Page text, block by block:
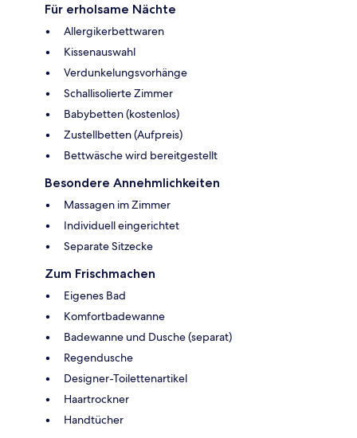
Für erholsame Nächte
Allergikerbettwaren
Kissenauswahl
Verdunkelungsvorhänge
Schallisolierte Zimmer
Babybetten (kostenlos)
Zustellbetten (Aufpreis)
Bettwäsche wird bereitgestellt
Besondere Annehmlichkeiten
Massagen im Zimmer
Individuell eingerichtet
Separate Sitzecke
Zum Frischmachen
Eigenes Bad
Komfortbadewanne
Badewanne und Dusche (separat)
Regendusche
Designer-Toilettenartikel
Haartrockner
Handtücher